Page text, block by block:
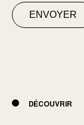
ENVOYER
DÉCOUVRIR